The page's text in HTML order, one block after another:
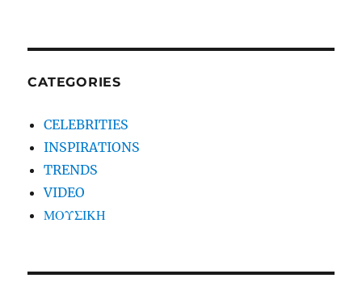
CATEGORIES
CELEBRITIES
INSPIRATIONS
TRENDS
VIDEO
ΜΟΥΣΙΚΗ